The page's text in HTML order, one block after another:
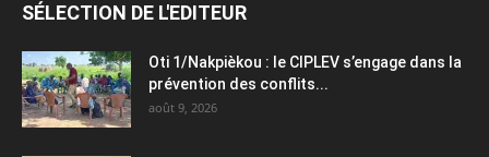
SÉLECTION DE L'EDITEUR
Oti 1/Nakpièkou : le CIPLEV s’engage dans la
prévention des conflits...
août 9, 2026